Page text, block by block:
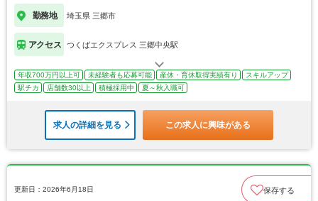
勤務地 埼玉県 三郷市
アクセス つくばエクスプレス 三郷中央駅
年収700万円以上可 未経験者も応募可能 産休・育休取得実績有り
スキルアップ
駅チカ
店舗数30以上 積極採用中 夏～秋入職可
求人の詳細を見る この求人に興味がある
更新日：2026年6月18日 保存する